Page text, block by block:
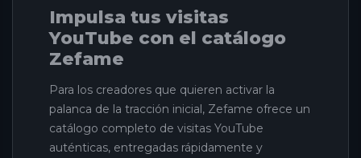
Impulsa tus visitas
YouTube con el catálogo
Zefame
Para los creadores que quieren activar la
palanca de la tracción inicial, Zefame ofrece un
catálogo completo de visitas YouTube
auténticas, entregadas rápidamente y